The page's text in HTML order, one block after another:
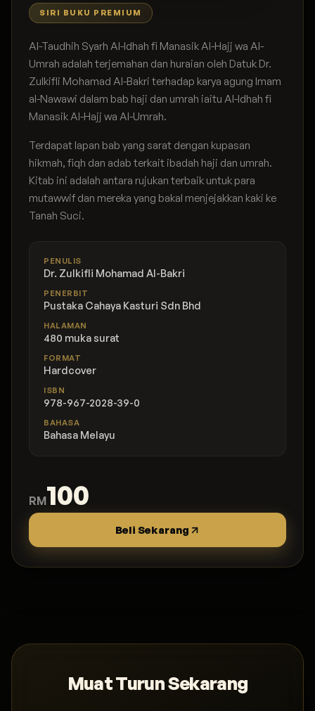
SIRI BUKU PREMIUM
Al-Taudhih Syarh Al-Idhah fi Manasik Al-Hajj wa Al-
Umrah adalah terjemahan dan huraian oleh Datuk Dr.
Zulkifli Mohamad Al-Bakri terhadap karya agung Imam
al-Nawawi dalam bab haji dan umrah iaitu Al-Idhah fi
Manasik Al-Hajj wa Al-Umrah.
Terdapat lapan bab yang sarat dengan kupasan
hikmah, fiqh dan adab terkait ibadah haji dan umrah.
Kitab ini adalah antara rujukan terbaik untuk para
mutawwif dan mereka yang bakal menjejakkan kaki ke
Tanah Suci.
PENULIS
Dr. Zulkifli Mohamad Al-Bakri
PENERBIT
Pustaka Cahaya Kasturi Sdn Bhd
HALAMAN
480 muka surat
FORMAT
Hardcover
ISBN
978-967-2028-39-0
BAHASA
Bahasa Melayu
RM100
Beli Sekarang
Muat Turun Sekarang